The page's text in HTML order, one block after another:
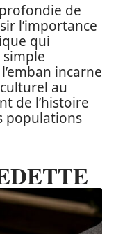
de
l’importance
qui
simple
incarne
au
de l’histoire
populations